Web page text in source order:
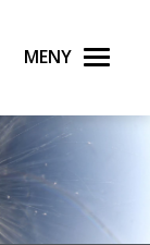
Meny